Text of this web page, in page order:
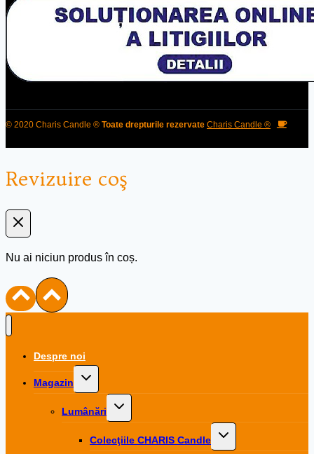
© 2020 Charis Candle ® Toate drepturile rezervate Charis Candle ®
Revizuire coş
Nu ai niciun produs în coș.
Despre noi
Magazin
Toggle
child
Lumânări
Toggle
child
Colecţiile CHARIS Candle
Toggle
child